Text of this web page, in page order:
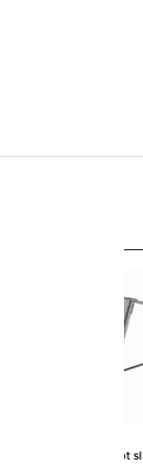
rostfritt med fot